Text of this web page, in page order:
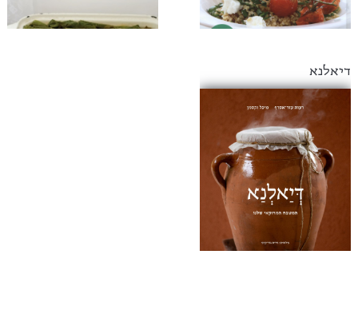
דיאלנא